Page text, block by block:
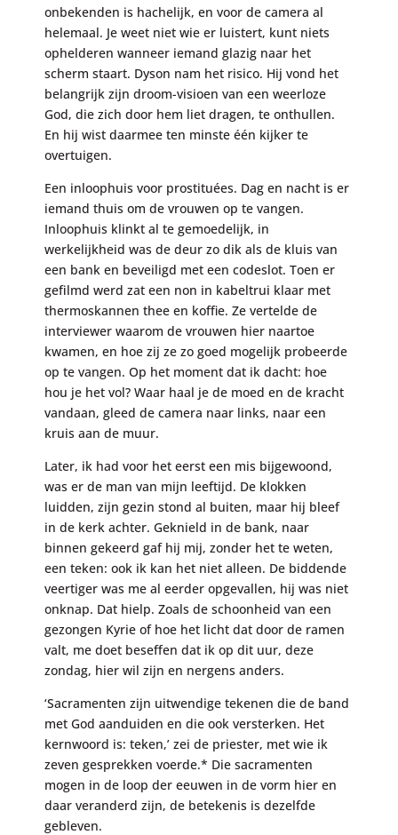
onbekenden is hachelijk, en voor de camera al
helemaal. Je weet niet wie er luistert, kunt niets
ophelderen wanneer iemand glazig naar het
scherm staart. Dyson nam het risico. Hij vond het
belangrijk zijn droom-visioen van een weerloze
God, die zich door hem liet dragen, te onthullen.
En hij wist daarmee ten minste één kijker te
overtuigen.
Een inloophuis voor prostituées. Dag en nacht is er
iemand thuis om de vrouwen op te vangen.
Inloophuis klinkt al te gemoedelijk, in
werkelijkheid was de deur zo dik als de kluis van
een bank en beveiligd met een codeslot. Toen er
gefilmd werd zat een non in kabeltrui klaar met
thermoskannen thee en koffie. Ze vertelde de
interviewer waarom de vrouwen hier naartoe
kwamen, en hoe zij ze zo goed mogelijk probeerde
op te vangen. Op het moment dat ik dacht: hoe
hou je het vol? Waar haal je de moed en de kracht
vandaan, gleed de camera naar links, naar een
kruis aan de muur.
Later, ik had voor het eerst een mis bijgewoond,
was er de man van mijn leeftijd. De klokken
luidden, zijn gezin stond al buiten, maar hij bleef
in de kerk achter. Geknield in de bank, naar
binnen gekeerd gaf hij mij, zonder het te weten,
een teken: ook ik kan het niet alleen. De biddende
veertiger was me al eerder opgevallen, hij was niet
onknap. Dat hielp. Zoals de schoonheid van een
gezongen Kyrie of hoe het licht dat door de ramen
valt, me doet beseffen dat ik op dit uur, deze
zondag, hier wil zijn en nergens anders.
‘Sacramenten zijn uitwendige tekenen die de band
met God aanduiden en die ook versterken. Het
kernwoord is: teken,’ zei de priester, met wie ik
zeven gesprekken voerde.* Die sacramenten
mogen in de loop der eeuwen in de vorm hier en
daar veranderd zijn, de betekenis is dezelfde
gebleven.